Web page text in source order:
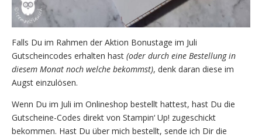
Falls Du im Rahmen der Aktion Bonustage im Juli
Gutscheincodes erhalten hast (oder durch eine Bestellung in
diesem Monat noch welche bekommst), denk daran diese im
Augst einzulösen.
Wenn Du im Juli im Onlineshop bestellt hattest, hast Du die
Gutscheine-Codes direkt von Stampin‘ Up! zugeschickt
bekommen. Hast Du über mich bestellt, sende ich Dir die